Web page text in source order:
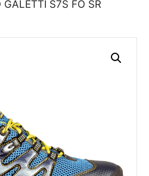
GALETTI S7S FO SR